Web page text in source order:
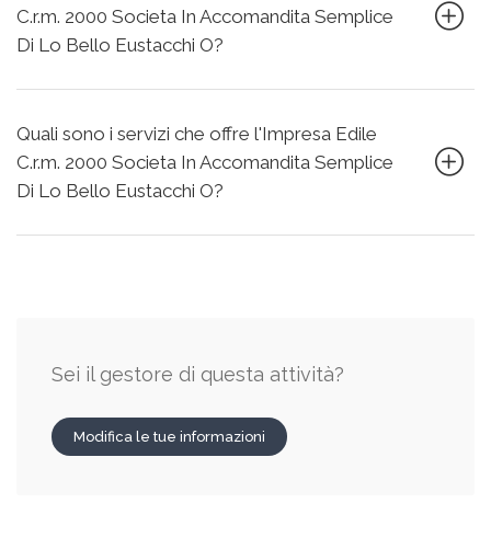
C.r.m. 2000 Societa In Accomandita Semplice
Di Lo Bello Eustacchi O?
Quali sono i servizi che offre l'Impresa Edile
C.r.m. 2000 Societa In Accomandita Semplice
Di Lo Bello Eustacchi O?
Sei il gestore di questa attività?
Modifica le tue informazioni